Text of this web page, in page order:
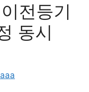
전등기
동시